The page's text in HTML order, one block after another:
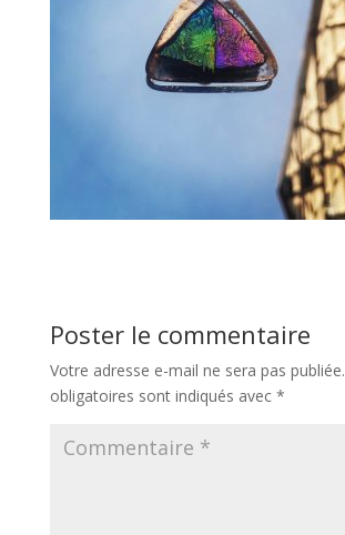
Poster le commentaire
Votre adresse e-mail ne sera pas publiée.
obligatoires sont indiqués avec *